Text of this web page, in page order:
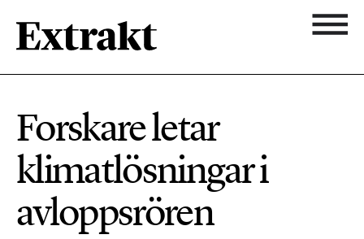
Biologisk mångfald
Hållbara städer
Industri & Energi
Nyhetsbrev
Om Extrakt
900 ARTIKLAR
584 ARTIKLAR
Hållbara städer
473 ARTIKLAR
Industri & Energi
Forskare letar
klimatlösningar i
avloppsrören